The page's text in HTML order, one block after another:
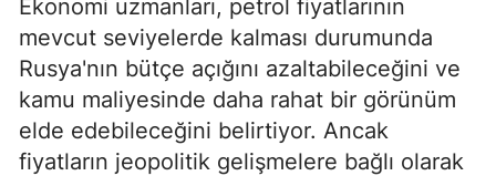
Ekonomi uzmanları, petrol fiyatlarının
mevcut seviyelerde kalması durumunda
Rusya'nın bütçe açığını azaltabileceğini ve
kamu maliyesinde daha rahat bir görünüm
elde edebileceğini belirtiyor. Ancak
fiyatların jeopolitik gelişmelere bağlı olarak